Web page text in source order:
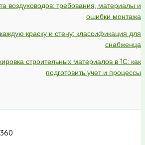
воздуховодов: требования, материалы и
ошибки монтажа
краску и стену: классификация для
снабженца
строительных материалов в 1С: как
подготовить учет и процессы